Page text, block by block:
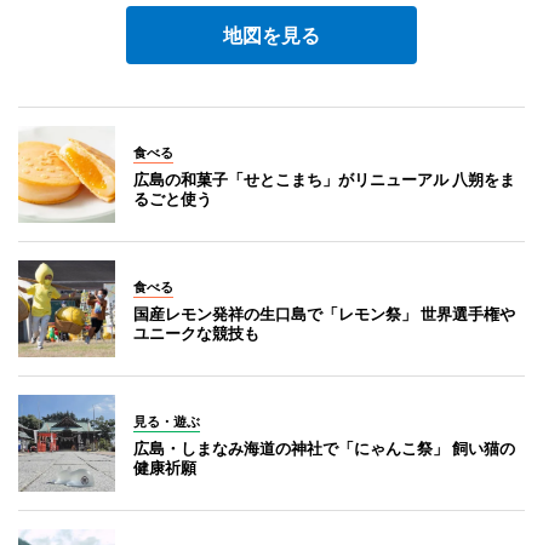
地図を見る
食べる
広島の和菓子「せとこまち」がリニューアル 八朔をま
るごと使う
食べる
国産レモン発祥の生口島で「レモン祭」 世界選手権や
ユニークな競技も
見る・遊ぶ
広島・しまなみ海道の神社で「にゃんこ祭」 飼い猫の
健康祈願